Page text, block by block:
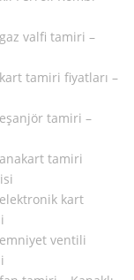
valfi tamiri –
tamiri fiyatları –
tamiri –
tamiri
kart
ventili